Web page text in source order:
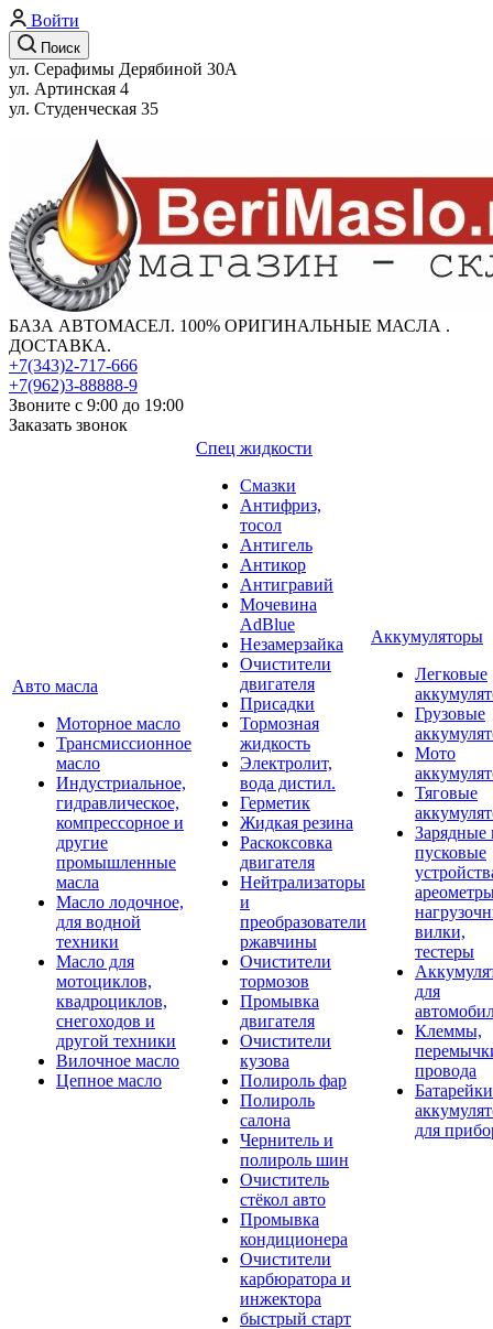
Войти
Поиск
ул. Серафимы Дерябиной 30А
ул. Артинская 4
ул. Студенческая 35
БАЗА АВТОМАСЕЛ. 100% ОРИГИНАЛЬНЫЕ МАСЛА .
ДОСТАВКА.
+7(343)2-717-666
+7(962)3-88888-9
Звоните с 9:00 до 19:00
Заказать звонок
Авто масла
Моторное масло
Трансмиссионное
масло
Индустриальное,
гидравлическое,
компрессорное и
другие
промышленные
масла
Масло лодочное,
для водной
техники
Масло для
мотоциклов,
квадроциклов,
снегоходов и
другой техники
Вилочное масло
Цепное масло
Спец жидкости
Смазки
Антифриз,
тосол
Антигель
Антикор
Антигравий
Мочевина
AdBlue
Незамерзайка
Очистители
двигателя
Присадки
Тормозная
жидкость
Электролит,
вода дистил.
Герметик
Жидкая резина
Раскоксовка
двигателя
Нейтрализаторы
и
преобразователи
ржавчины
Очистители
тормозов
Промывка
двигателя
Очистители
кузова
Полироль фар
Полироль
салона
Чернитель и
полироль шин
Очиститель
стёкол авто
Промывка
кондиционера
Очистители
карбюратора и
инжектора
быстрый старт
Аккумуляторы
Легковые
Грузовые
Мото
Тяговые
Зарядные
пусковые
вилки,
тестеры
для
Клеммы,
провода
для